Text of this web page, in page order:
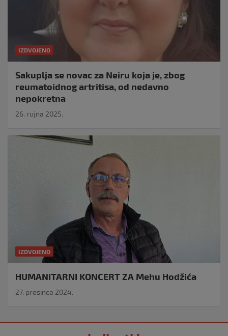
IZDVOJENO
Sakuplja se novac za Neiru koja je, zbog
reumatoidnog artritisa, od nedavno
nepokretna
26. rujna 2025.
IZDVOJENO
HUMANITARNI KONCERT ZA Mehu Hodžića
27. prosinca 2024.